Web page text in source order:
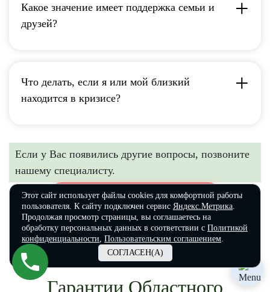
Какое значение имеет поддержка семьи и
друзей?
Что делать, если я или мой близкий
находится в кризисе?
Если у Вас появились другие вопросы, позвоните
нашему специалисту.
ОТВЕТЫ НА ПОПУЛЯРНЫЕ ВОПРОСЫ
Гарантии Областного
Этот сайт использует файлы cookies для комфортной работы
пользователя. К сайту подключен сервис Яндекс.Метрика.
Продолжая просмотр страницы, вы соглашаетесь на
обработку персональных данных в соответствии с Политикой
конфиденциальности, Пользовательским соглашением.
СОГЛАСЕН(А)